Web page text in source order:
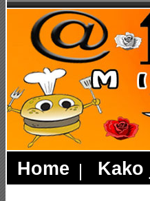
Home Kako